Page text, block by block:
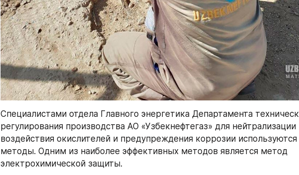
Специалистами отдела Главного энергетика Департамента
регулирования производства АО «Узбекнефтегаз» для нейтрализации
воздействия окислителей и предупреждения коррозии
методы. Одним из наиболее эффективных методов является метод
электрохимической защиты.